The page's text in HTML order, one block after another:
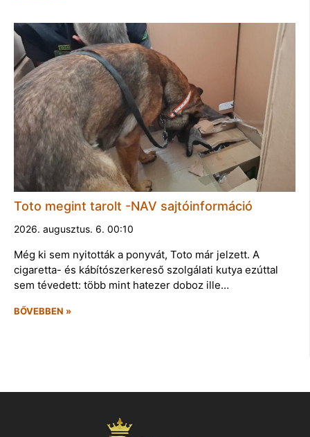
Toto megint tarolt -NAV sajtóinformáció
2026. augusztus. 6. 00:10
Még ki sem nyitották a ponyvát, Toto már jelzett. A
cigaretta- és kábítószerkereső szolgálati kutya ezúttal
sem tévedett: több mint hatezer doboz ille…
BŐVEBBEN »